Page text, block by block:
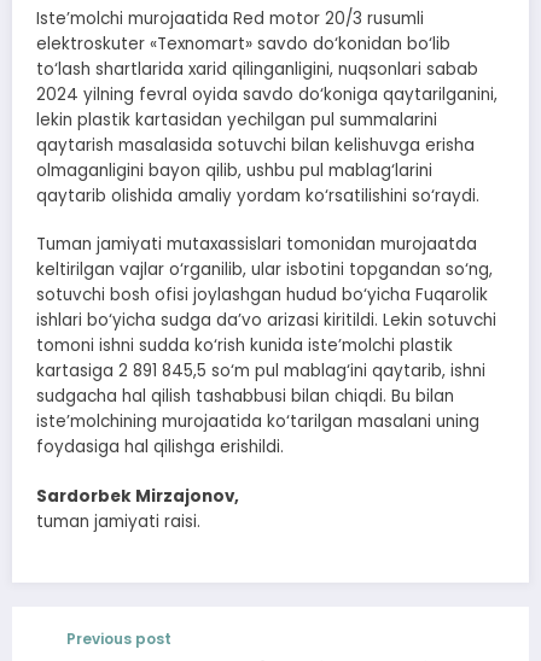
Iste’molchi murojaatida Red motor 20/3 rusumli
elektroskuter «Texnomart» savdo do‘konidan bo‘lib
to‘lash shartlarida xarid qilinganligini, nuqsonlari sabab
2024 yilning fevral oyida savdo do‘koniga qaytarilganini,
lekin plastik kartasidan yechilgan pul summalarini
qaytarish masalasida sotuvchi bilan kelishuvga erisha
olmaganligini bayon qilib, ushbu pul mablag‘larini
qaytarib olishida amaliy yordam ko‘rsatilishini so‘raydi.
Tuman jamiyati mutaxassislari tomonidan murojaatda
keltirilgan vajlar o‘rganilib, ular isbotini topgandan so‘ng,
sotuvchi bosh ofisi joylashgan hudud bo‘yicha Fuqarolik
ishlari bo‘yicha sudga da’vo arizasi kiritildi. Lekin sotuvchi
tomoni ishni sudda ko‘rish kunida iste’molchi plastik
kartasiga 2 891 845,5 so‘m pul mablag‘ini qaytarib, ishni
sudgacha hal qilish tashabbusi bilan chiqdi. Bu bilan
iste’molchining murojaatida ko‘tarilgan masalani uning
foydasiga hal qilishga erishildi.
Sardorbek Mirzajonov,
tuman jamiyati raisi.
Previous post